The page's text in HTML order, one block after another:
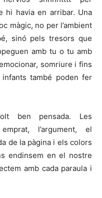
hi havia en arribar. Una
màgic, no per l’ambient
sinó pels tresors que
amb tu o tu amb
somriure i fins
també poden fer
ben pensada. Les
l’argument, el
de la pàgina i els colors
endinsem en el nostre
amb cada paraula i